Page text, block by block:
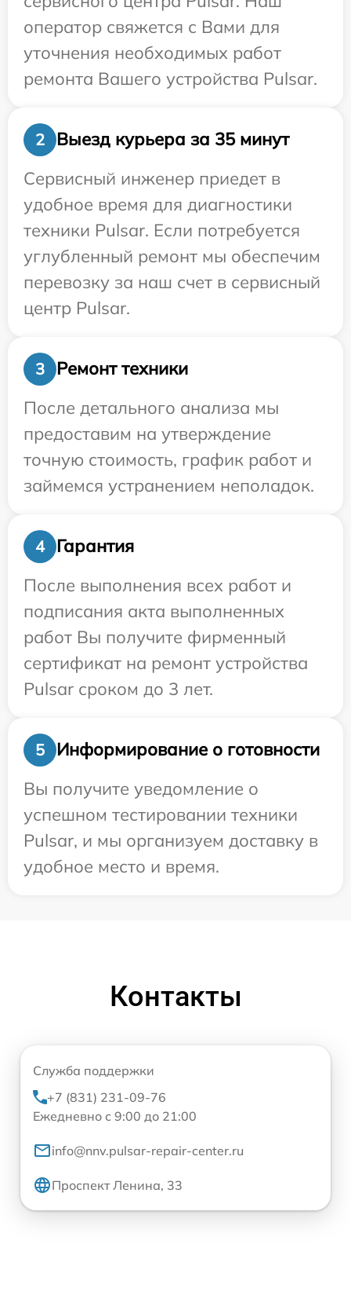
оператор свяжется с Вами для
уточнения необходимых работ
ремонта Вашего устройства Pulsar.
2
Выезд курьера за 35 минут
Сервисный инженер приедет в
удобное время для диагностики
техники Pulsar. Если потребуется
углубленный ремонт мы обеспечим
перевозку за наш счет в сервисный
центр Pulsar.
3
Ремонт техники
После детального анализа мы
предоставим на утверждение
точную стоимость, график работ и
займемся устранением неполадок.
4
Гарантия
После выполнения всех работ и
подписания акта выполненных
работ Вы получите фирменный
сертификат на ремонт устройства
Pulsar сроком до 3 лет.
5
Информирование о готовности
Вы получите уведомление о
успешном тестировании техники
Pulsar, и мы организуем доставку в
удобное место и время.
Контакты
Служба поддержки
+7 (831) 231-09-76
Ежедневно с 9:00 до 21:00
info@nnv.pulsar-repair-center.ru
Проспект Ленина, 33